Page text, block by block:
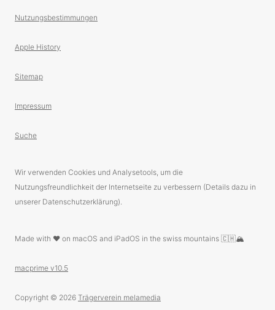
Nutzungsbestimmungen
Apple History
Sitemap
Impressum
Suche
Wir verwenden Cookies und Analysetools, um die
Nutzungsfreundlichkeit der Internetseite zu verbessern (Details dazu in
unserer Datenschutzerklärung).
Made with ❤️ on macOS and iPadOS in the swiss mountains 🇨🇭🏔
macprime v10.5
Copyright © 2026 Trägerverein melamedia